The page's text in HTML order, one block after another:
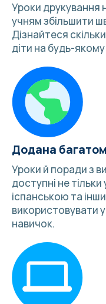
Уроки
учням збільшити
Дізнайтеся
діти на будь-якому
Додана
Уроки й поради з
доступні не
іспанською та
використовувати
навичок.